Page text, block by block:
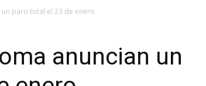
un paro total el 23 de enero
anuncian un